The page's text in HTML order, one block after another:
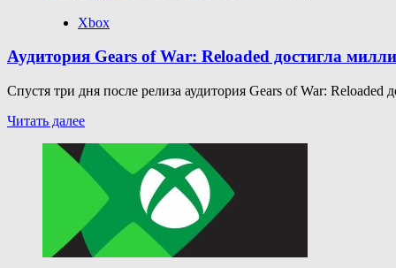
поломками
Xbox
Аудитория Gears of War: Reloaded достигла
Спустя три дня после релиза аудитория Gears of War:
Читать далееПрочитать
о
Аудитория
Gears
War:
Reloaded
достигла